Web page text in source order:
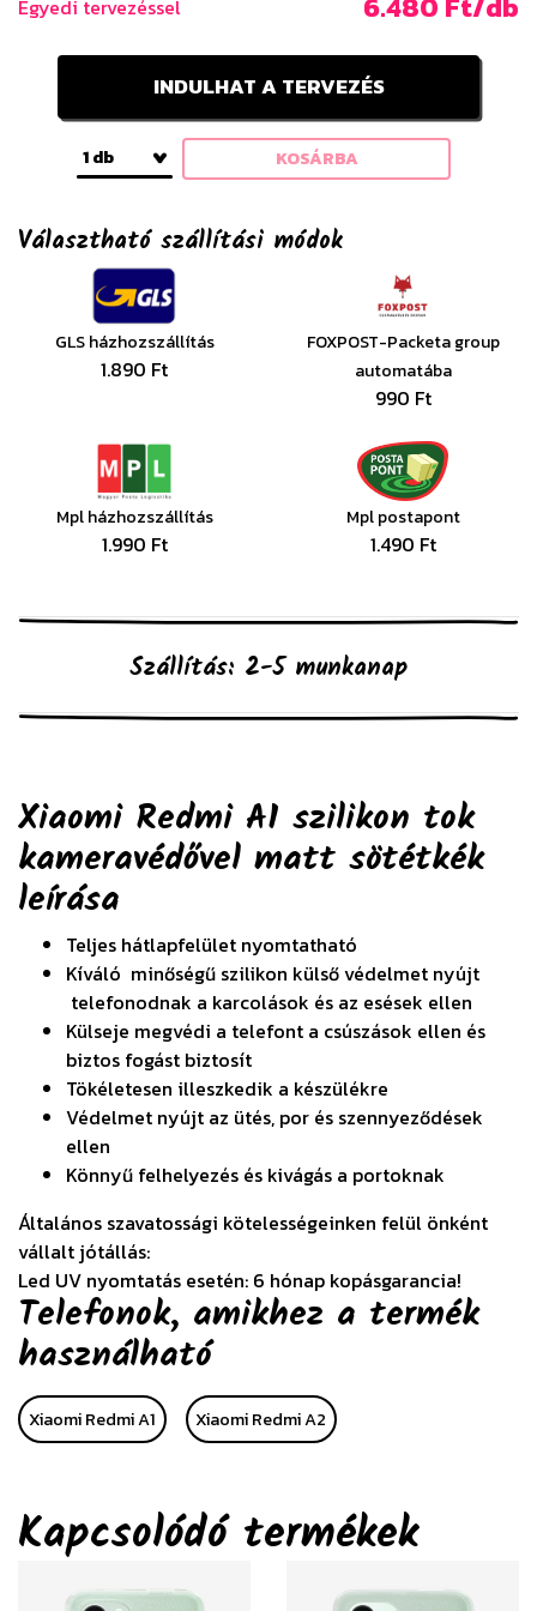
Egyedi tervezéssel
INDULHAT A TERVEZÉS
1 db KOSÁRBA
Választható szállítási módok
GLS házhozszállítás
1.890 Ft
FOXPOST-Packeta group
automatába
990 Ft
Mpl házhozszállítás
1.990 Ft
Mpl postapont
1.490 Ft
Szállítás: 2-5 munkanap
Xiaomi Redmi A1 szilikon tok
kameravédővel matt sötétkék
leírása
Teljes hátlapfelület nyomtatható
Kíváló minőségű szilikon külső védelmet nyújt
telefonodnak a karcolások és az esések ellen
Külseje megvédi a telefont a csúszások ellen és
biztos fogást biztosít
Tökéletesen illeszkedik a készülékre
Védelmet nyújt az ütés, por és szennyeződések
ellen
Könnyű felhelyezés és kivágás a portoknak
Általános szavatossági kötelességeinken felül önként
vállalt jótállás:
Led UV nyomtatás esetén: 6 hónap kopásgarancia!
Telefonok, amikhez a termék
használható
Xiaomi Redmi A1 Xiaomi Redmi A2
Kapcsolódó termékek